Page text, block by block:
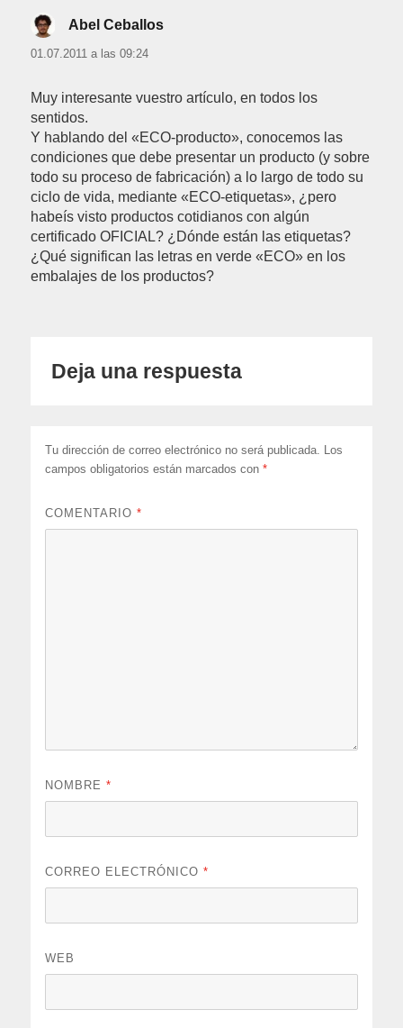
Abel Ceballos
01.07.2011 a las 09:24
Muy interesante vuestro artículo, en todos los
sentidos.
Y hablando del «ECO-producto», conocemos las
condiciones que debe presentar un producto (y sobre
todo su proceso de fabricación) a lo largo de todo su
ciclo de vida, mediante «ECO-etiquetas», ¿pero
habeís visto productos cotidianos con algún
certificado OFICIAL? ¿Dónde están las etiquetas?
¿Qué significan las letras en verde «ECO» en los
embalajes de los productos?
Deja una respuesta
Tu dirección de correo electrónico no será publicada.
Los
campos obligatorios están marcados con*
COMENTARIO*
NOMBRE*
CORREO ELECTRÓNICO*
WEB